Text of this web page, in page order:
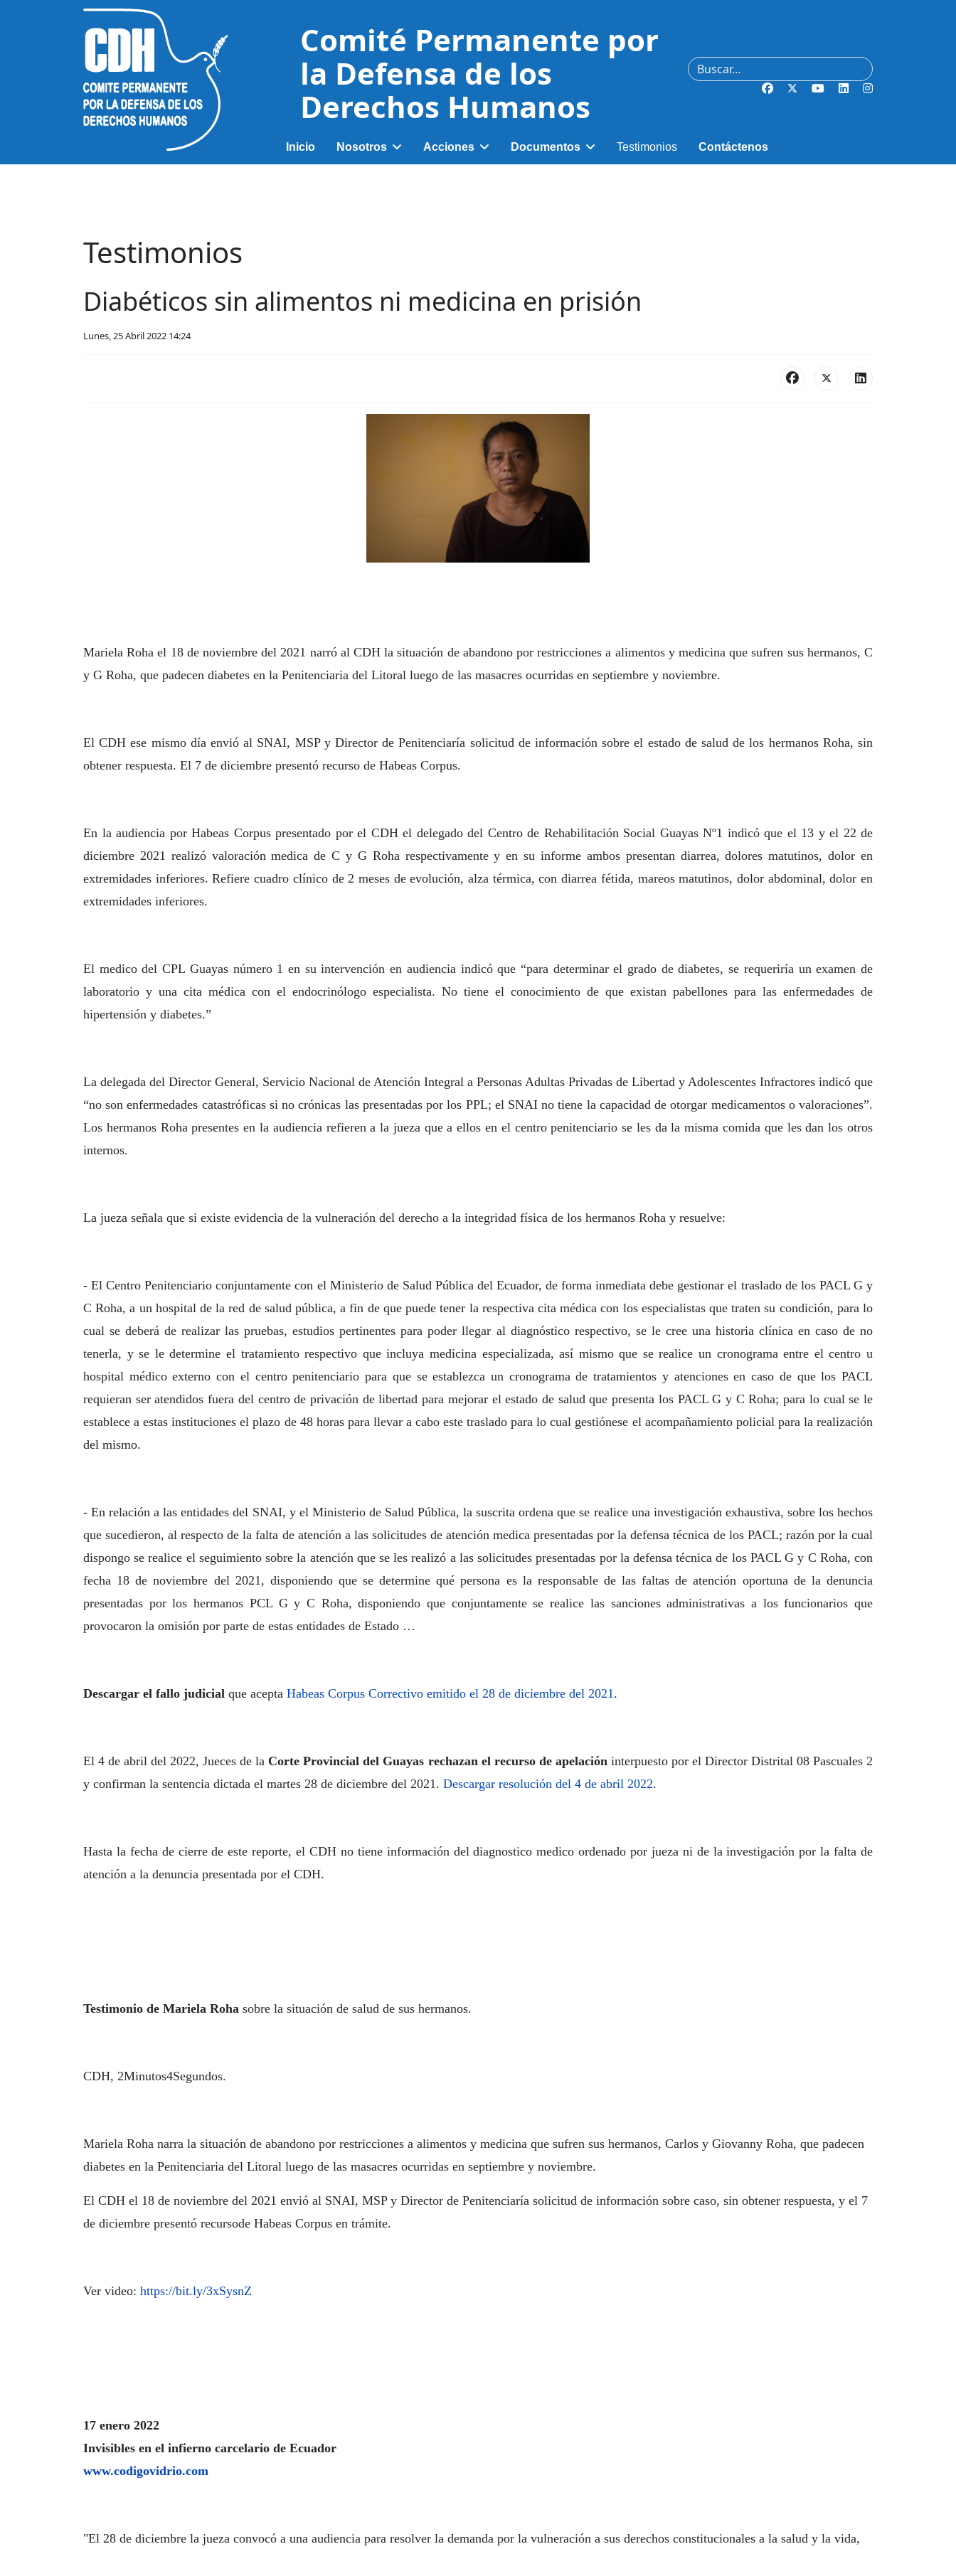
Comité Permanente por
la Defensa de los
Derechos Humanos
Buscar
Inicio Nosotros Acciones Documentos Testimonios Contáctenos
Testimonios
Diabéticos sin alimentos ni medicina en prisión
Lunes, 25 Abril 2022 14:24
Mariela Roha el 18 de noviembre del 2021 narró al CDH la situación de abandono por restricciones a alimentos y medicina que sufren sus hermanos, C
y G Roha, que padecen diabetes en la Penitenciaria del Litoral luego de las masacres ocurridas en septiembre y noviembre.
El CDH ese mismo día envió al SNAI, MSP y Director de Penitenciaría solicitud de información sobre el estado de salud de los hermanos Roha, sin
obtener respuesta. El 7 de diciembre presentó recurso de Habeas Corpus.
En la audiencia por Habeas Corpus presentado por el CDH el delegado del Centro de Rehabilitación Social Guayas Nº1 indicó que el 13 y el 22 de
diciembre 2021 realizó valoración medica de C y G Roha respectivamente y en su informe ambos presentan diarrea, dolores matutinos, dolor en
extremidades inferiores. Refiere cuadro clínico de 2 meses de evolución, alza térmica, con diarrea fétida, mareos matutinos, dolor abdominal, dolor en
extremidades inferiores.
El medico del CPL Guayas número 1 en su intervención en audiencia indicó que “para determinar el grado de diabetes, se requeriría un examen de
laboratorio y una cita médica con el endocrinólogo especialista. No tiene el conocimiento de que existan pabellones para las enfermedades de
hipertensión y diabetes.”
La delegada del Director General, Servicio Nacional de Atención Integral a Personas Adultas Privadas de Libertad y Adolescentes Infractores indicó que
“no son enfermedades catastróficas si no crónicas las presentadas por los PPL; el SNAI no tiene la capacidad de otorgar medicamentos o valoraciones”.
Los hermanos Roha presentes en la audiencia refieren a la jueza que a ellos en el centro penitenciario se les da la misma comida que les dan los otros
internos.
La jueza señala que si existe evidencia de la vulneración del derecho a la integridad física de los hermanos Roha y resuelve:
- El Centro Penitenciario conjuntamente con el Ministerio de Salud Pública del Ecuador, de forma inmediata debe gestionar el traslado de los PACL G y
C Roha, a un hospital de la red de salud pública, a fin de que puede tener la respectiva cita médica con los especialistas que traten su condición, para lo
cual se deberá de realizar las pruebas, estudios pertinentes para poder llegar al diagnóstico respectivo, se le cree una historia clínica en caso de no
tenerla, y se le determine el tratamiento respectivo que incluya medicina especializada, así mismo que se realice un cronograma entre el centro u
hospital médico externo con el centro penitenciario para que se establezca un cronograma de tratamientos y atenciones en caso de que los PACL
requieran ser atendidos fuera del centro de privación de libertad para mejorar el estado de salud que presenta los PACL G y C Roha; para lo cual se le
establece a estas instituciones el plazo de 48 horas para llevar a cabo este traslado para lo cual gestiónese el acompañamiento policial para la realización
del mismo.
- En relación a las entidades del SNAI, y el Ministerio de Salud Pública, la suscrita ordena que se realice una investigación exhaustiva, sobre los hechos
que sucedieron, al respecto de la falta de atención a las solicitudes de atención medica presentadas por la defensa técnica de los PACL; razón por la cual
dispongo se realice el seguimiento sobre la atención que se les realizó a las solicitudes presentadas por la defensa técnica de los PACL G y C Roha, con
fecha 18 de noviembre del 2021, disponiendo que se determine qué persona es la responsable de las faltas de atención oportuna de la denuncia
presentadas por los hermanos PCL G y C Roha, disponiendo que conjuntamente se realice las sanciones administrativas a los funcionarios que
provocaron la omisión por parte de estas entidades de Estado …
Descargar el fallo judicial que acepta Habeas Corpus Correctivo emitido el 28 de diciembre del 2021.
El 4 de abril del 2022, Jueces de la Corte Provincial del Guayas rechazan el recurso de apelacióninterpuesto por el Director Distrital 08 Pascuales 2
y confirman la sentencia dictada el martes 28 de diciembre del 2021. Descargar resolución del 4 de abril 2022.
Hasta la fecha de cierre de este reporte, el CDH no tiene información del diagnostico medico ordenado por jueza ni de la investigación por la falta de
atención a la denuncia presentada por el CDH.
Testimonio de Mariela Roha sobre la situación de salud de sus hermanos.
CDH, 2Minutos4Segundos.
Mariela Roha narra la situación de abandono por restricciones a alimentos y medicina que sufren sus hermanos, Carlos y Giovanny Roha, que padecen
diabetes en la Penitenciaria del Litoral luego de las masacres ocurridas en septiembre y noviembre.
El CDH el 18 de noviembre del 2021 envió al SNAI, MSP y Director de Penitenciaría solicitud de información sobre caso, sin obtener respuesta, y el 7
de diciembre presentó recursode Habeas Corpus en trámite.
Ver video: https://bit.ly/3xSysnZ
17 enero 2022
Invisibles en el infierno carcelario de Ecuador
www.codigovidrio.com
"El 28 de diciembre la jueza convocó a una audiencia para resolver la demanda por la vulneración a sus derechos constitucionales a la salud y la vida,